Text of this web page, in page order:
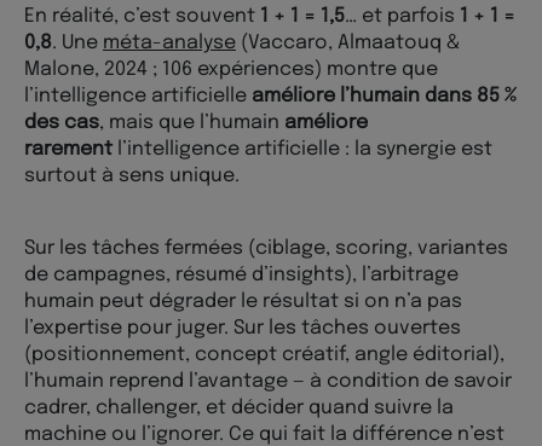
En réalité, c’est souvent 1 + 1 = 1,5… et parfois 1 + 1 =
0,8. Une méta-analyse (Vaccaro, Almaatouq &
Malone, 2024 ; 106 expériences) montre que
l’intelligence artificielle améliore l’humain dans 85 %
des cas, mais que l’humain améliore
rarement l’intelligence artificielle : la synergie est
surtout à sens unique.
Sur les tâches fermées (ciblage, scoring, variantes
de campagnes, résumé d’insights), l’arbitrage
humain peut dégrader le résultat si on n’a pas
l’expertise pour juger. Sur les tâches ouvertes
(positionnement, concept créatif, angle éditorial),
l’humain reprend l’avantage — à condition de savoir
cadrer, challenger, et décider quand suivre la
machine ou l’ignorer. Ce qui fait la différence n’est